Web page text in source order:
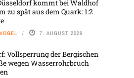
kommt bei Waldhof
zu spät aus dem Quark: 1:2
7. AUGUST 2026
Vollsperrung der Bergischen
wegen Wasserrohrbruch